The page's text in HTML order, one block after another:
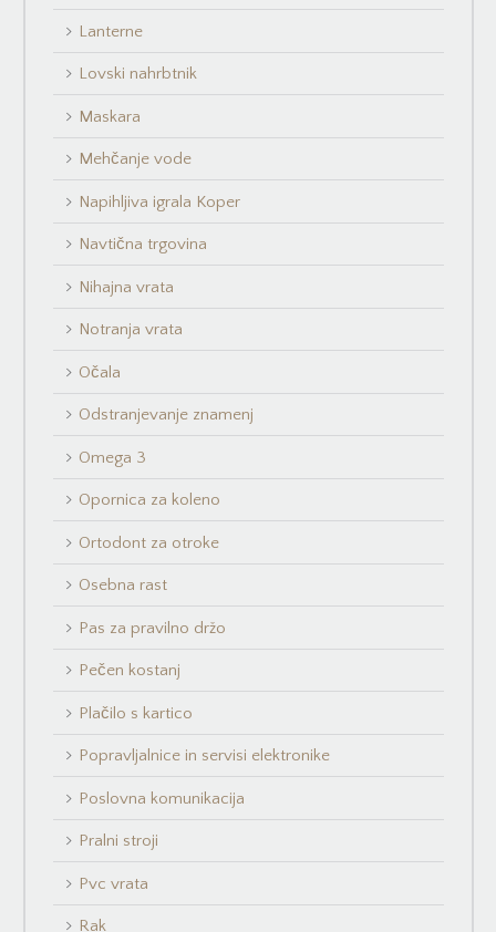
Lanterne
Lovski nahrbtnik
Maskara
Mehčanje vode
Napihljiva igrala Koper
Navtična trgovina
Nihajna vrata
Notranja vrata
Očala
Odstranjevanje znamenj
Omega 3
Opornica za koleno
Ortodont za otroke
Osebna rast
Pas za pravilno držo
Pečen kostanj
Plačilo s kartico
Popravljalnice in servisi elektronike
Poslovna komunikacija
Pralni stroji
Pvc vrata
Rak